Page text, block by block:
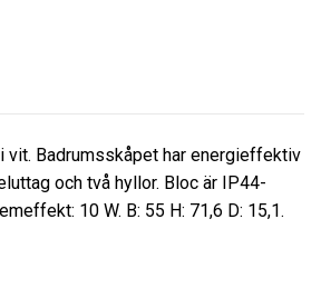
vit. Badrumsskåpet har energieffektiv
och två hyllor. Bloc är IP44-
10 W. B: 55 H: 71,6 D: 15,1.